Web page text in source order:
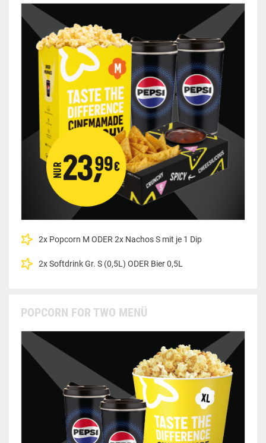
2x Popcorn M ODER 2x Nachos S mit je 1 Dip
2x Softdrink Gr. S (0,5L) ODER Bier 0,5L
POPCORN FOR TWO MENÜ